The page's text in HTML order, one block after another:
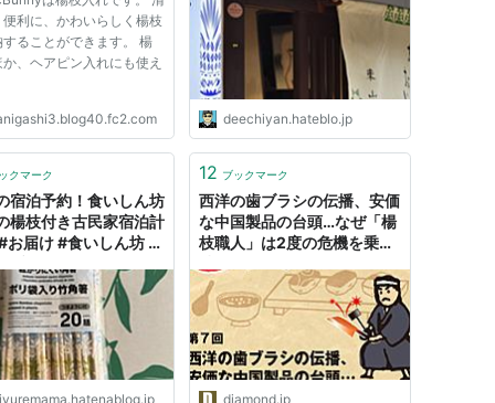
利に、かわいらしく楊枝
ることができます。 楊
、ヘアピン入れにも使え
deechiyan.hateblo.jp
クマーク
宿泊予約！食いしん坊
楊枝付き古民家宿泊計
お届け #食いしん坊 -
ｓ life
12 ブックマーク
西洋の歯ブラシの伝播、安価
な中国製品の台頭…なぜ「楊
枝職人」は2度の危機を乗り
diamond.jp